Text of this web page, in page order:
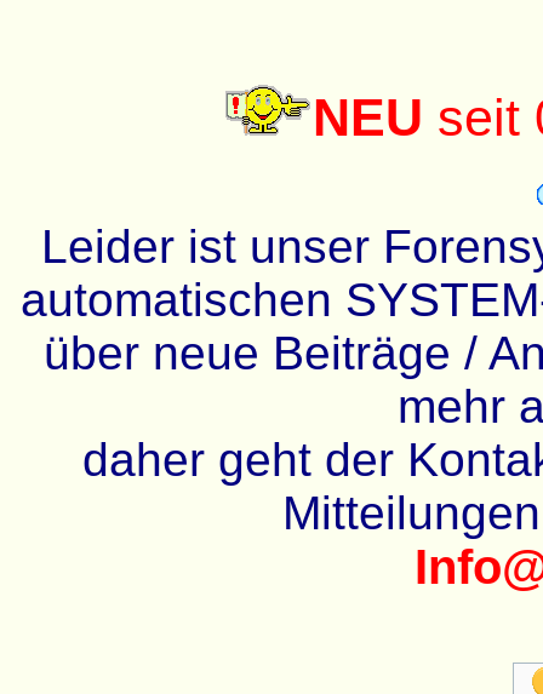
NEU seit
Leider ist unser
automatischen
über neue Beiträge /
mehr
daher geht der